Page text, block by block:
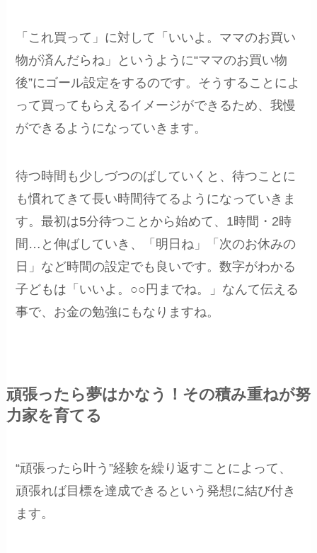
「これ買って」に対して「いいよ。ママのお買い
物が済んだらね」というように“ママのお買い物
後”にゴール設定をするのです。そうすることによ
って買ってもらえるイメージができるため、我慢
ができるようになっていきます。
待つ時間も少しづつのばしていくと、待つことに
も慣れてきて長い時間待てるようになっていきま
す。最初は5分待つことから始めて、1時間・2時
間…と伸ばしていき、「明日ね」「次のお休みの
日」など時間の設定でも良いです。数字がわかる
子どもは「いいよ。○○円までね。」なんて伝える
事で、お金の勉強にもなりますね。
頑張ったら夢はかなう！その積み重ねが努
力家を育てる
“頑張ったら叶う”経験を繰り返すことによって、
頑張れば目標を達成できるという発想に結び付き
ます。